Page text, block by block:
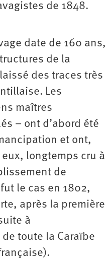
de 1848.
date de 160 ans,
de la
des traces très
Les
maîtres
– ont d’abord été
et ont,
longtemps cru à
de
le cas en 1802,
après la première
à
toute la Caraïbe